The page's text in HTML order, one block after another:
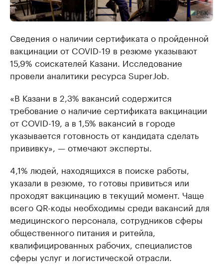
Сведения о наличии сертификата о пройденной
вакцинации от COVID-19 в резюме указывают
15,9% соискателей Казани. Исследование
провели аналитики ресурса SuperJob.
«В Казани в 2,3% вакансий содержится
требование о наличие сертификата вакцинации
от COVID-19, а в 1,5% вакансий в городе
указывается готовность от кандидата сделать
прививку», — отмечают эксперты.
4,1% людей, находящихся в поиске работы,
указали в резюме, то готовы привиться или
проходят вакцинацию в текущий момент. Чаще
всего QR-коды необходимы среди вакансий для
медицинского персонала, сотрудников сферы
общественного питания и ритейла,
квалифицированных рабочих, специалистов
сферы услуг и логистической отрасли.